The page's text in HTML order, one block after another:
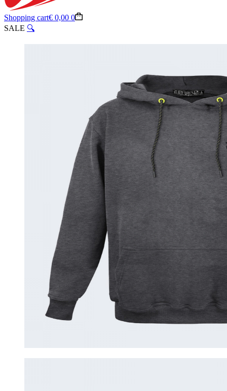
Shopping cart€ 0,00 0
SALE 🔍